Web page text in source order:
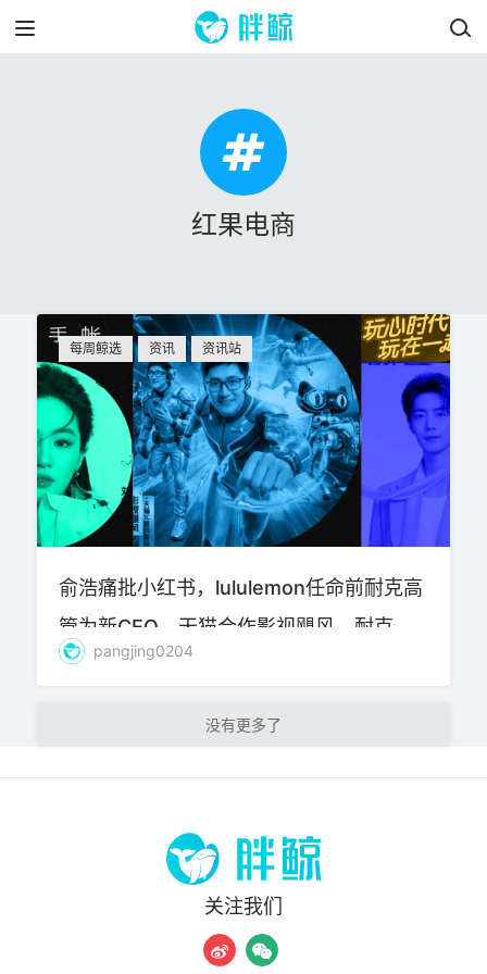
红果电商
每周鲸选 资讯 资讯站
俞浩痛批小红书，lululemon任命前耐克高
管为新CEO，天猫合作影视飓风，耐克、
52TOYS、红果电商等最新动态
pangjing0204
加载更多
关注我们